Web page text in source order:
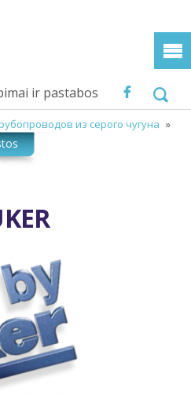
ir pastabos
из серого чугуна »